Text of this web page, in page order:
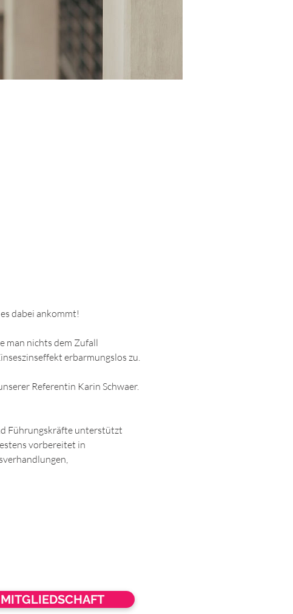
dabei ankommt!
man nichts dem Zufall
erbarmungslos zu.
Referentin Karin Schwaer.
Führungskräfte unterstützt
vorbereitet in
MITGLIEDSCHAFT